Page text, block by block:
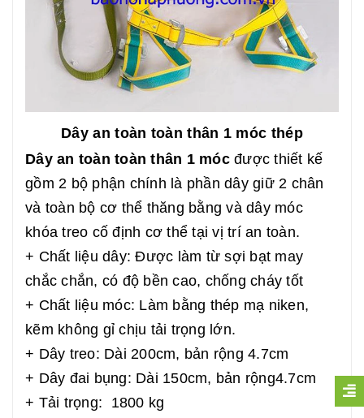
Dây an toàn toàn thân 1 móc thép
Dây an toàn toàn thân 1 mócđược thiết kế
gồm 2 bộ phận chính là phần dây giữ 2 chân
và toàn bộ cơ thể thăng bằng và dây móc
khóa treo cố định cơ thể tại vị trí an toàn.
+ Chất liệu dây: Được làm từ sợi bạt may
chắc chắn, có độ bền cao, chống cháy tốt
+ Chất liệu móc: Làm bằng thép mạ niken,
kẽm không gỉ chịu tải trọng lớn.
+ Dây treo: Dài 200cm, bản rộng 4.7cm
+ Dây đai bụng: Dài 150cm, bản rộng4.7cm
+ Tải trọng: 1800 kg